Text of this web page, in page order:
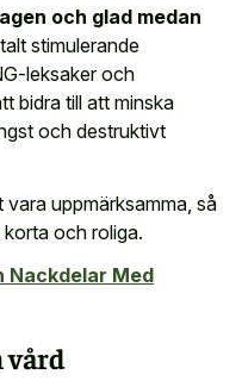
och glad medan
stimulerande
leksaker och
bidra till att minska
och destruktivt
uppmärksamma, så
och roliga.
Nackdelar Med
vård